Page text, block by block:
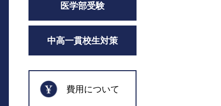
医学部受験
中高一貫校生対策
費用について